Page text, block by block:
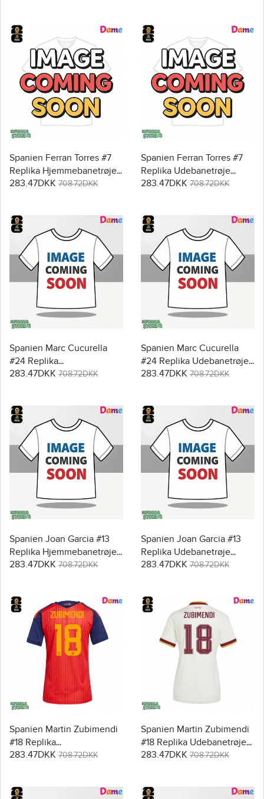
Spanien Ferran Torres #7
Replika Hjemmebanetrøje
Dame VM 2026 Kortærmet
283.47DKK 708.72DKK
Spanien Ferran Torres #7
Replika Udebanetrøje
Dame VM 2026 Kortærmet
283.47DKK 708.72DKK
Spanien Marc Cucurella
#24 Replika
Hjemmebanetrøje Dame
283.47DKK 708.72DKK
Spanien Marc Cucurella
#24 Replika Udebanetrøje
Dame VM 2026 Kortærmet
283.47DKK 708.72DKK
Spanien Joan Garcia #13
Replika Hjemmebanetrøje
Dame VM 2026 Kortærmet
283.47DKK 708.72DKK
Spanien Joan Garcia #13
Replika Udebanetrøje
Dame VM 2026 Kortærmet
283.47DKK 708.72DKK
Spanien Martin Zubimendi
#18 Replika
Hjemmebanetrøje Dame
283.47DKK 708.72DKK
Spanien Martin Zubimendi
#18 Replika Udebanetrøje
Dame VM 2026 Kortærmet
283.47DKK 708.72DKK